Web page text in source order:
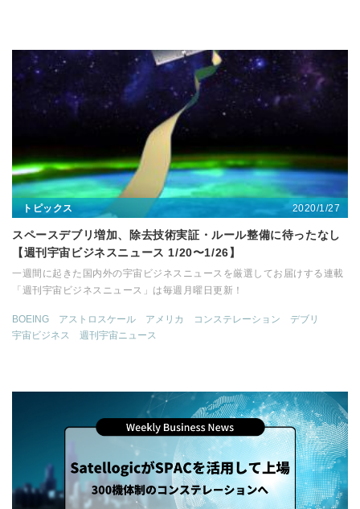
トピックス 2020/1/27
スペースデブリ増加、除去技術実証・ルール整備に待ったなし
【週刊宇宙ビジネスニュース 1/20〜1/26】
一週間に起きた国内外の宇宙ビジネスニュースを厳選してお届けする連載
「週刊宇宙ビジネスニュース」は毎週月曜日更新！
BOEING アストロスケール アメリカ コンステレーション
デブリ
宇宙ビジネス
週刊宇宙ニュース